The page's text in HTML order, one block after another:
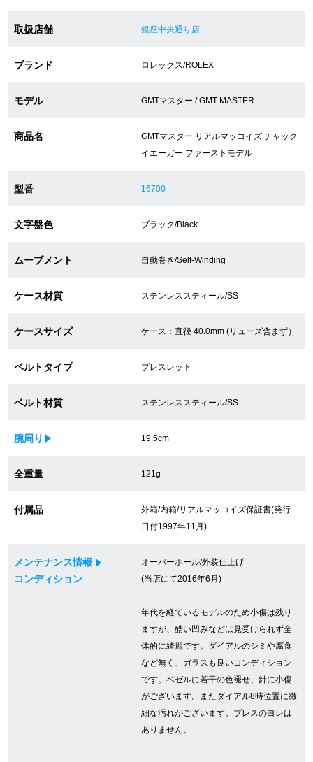
腕時計サイズ調整サービス
買取・下取りをご希望の方
買取・下取りはこちら
買取専門サロン
買取ご成約者様限定5万円クーポン
75%以上保証！中古商品高価買戻し
修理・メンテンナンスについて
オーバーホールについて
外装仕上げについて
GINZA RASINについて
取扱店舗 銀座中央通り店
ブランド ロレックス/ROLEX
モデル GMTマスター / GMT-MASTER
商品名
GMTマスター リアルマッコイズ チャック
イエーガー ファーストモデル
型番 16700
文字盤色 ブラック/Black
ムーブメント 自動巻き/Self-Winding
ケース材質 ステンレススティール/SS
ケースサイズ ケース：直径 40.0mm (リューズ含まず）
ベルトタイプ ブレスレット
ベルト材質 ステンレススティール/SS
腕周り 19.5cm
全重量 121g
付属品
外箱/内箱/リアルマッコイズ保証書(発行
日付1997年11月)
メンテナンス情報
コンディション
オーバーホール/外装仕上げ
(当店にて2016年6月)
年代を経ているモデルのため小傷は残り
ますが、酷い凹みなどは見受けられず全
体的に綺麗です。ダイアルのシミや腐食
など無く、ガラスも良いコンディション
です。ベゼルに若干の色褪せ、針に小傷
がございます。またダイアル8時位置に微
細な汚れがございます。ブレスのヨレは
ありません。